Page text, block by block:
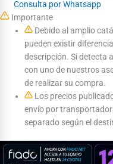
Consulta por Whatsapp
Importante
Debido al amplio
pueden existir
descripción. Si detecta
con uno de nuestros
de realizar su compra.
Los precios
envío por
separado según el